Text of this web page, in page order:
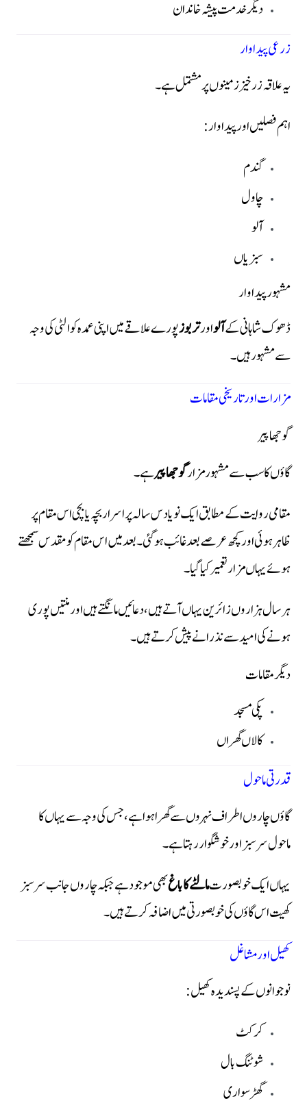
دیگر خدمت پیشہ خاندان
زرعی پیداوار
یہ علاقہ زرخیز زمینوں پر مشتمل ہے۔
اہم فصلیں اور پیداوار:
گندم
چاول
آلو
سبزیاں
مشہور پیداوار
ڈھوک شاہانی کےآلواورتربوزپورے علاقے میں اپنی عمدہ کوالٹی کی وجہ
سے مشہور ہیں۔
مزارات اور تاریخی مقامات
گوجھا پیر
گاؤں کا سب سے مشہور مزارگوجھا پیرہے۔
مقامی روایت کے مطابق ایک نو یا دس سالہ پراسرار بچہ یا بچی اس مقام پر
ظاہر ہوئی اور کچھ عرصے بعد غائب ہوگئی۔ بعد میں اس مقام کو مقدس سمجھتے
ہوئے یہاں مزار تعمیر کیا گیا۔
ہر سال ہزاروں زائرین یہاں آتے ہیں، دعائیں مانگتے ہیں اور منتیں پوری
ہونے کی امید سے نذرانے پیش کرتے ہیں۔
دیگر مقامات
پکی مسجد
کالاں گھراں
قدرتی ماحول
گاؤں چاروں اطراف نہروں سے گھرا ہوا ہے، جس کی وجہ سے یہاں کا
ماحول سرسبز اور خوشگوار رہتا ہے۔
یہاں ایک خوبصورتمالٹے کا باغبھی موجود ہے جبکہ چاروں جانب سرسبز
کھیت اس گاؤں کی خوبصورتی میں اضافہ کرتے ہیں۔
کھیل اور مشاغل
نوجوانوں کے پسندیدہ کھیل:
کرکٹ
شوٹنگ بال
گھڑ سواری